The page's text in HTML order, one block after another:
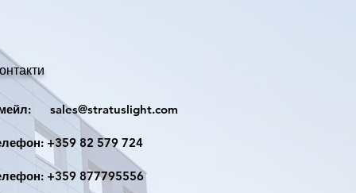
от 3 до 8 метра
410 мм.
320 мм.
sales@stratuslight.com
+359 82 579 724
+359 877795556